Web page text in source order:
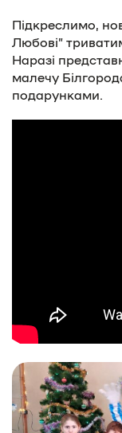
Підкреслимо,
Любові”
Наразі
малечу
подарунками.